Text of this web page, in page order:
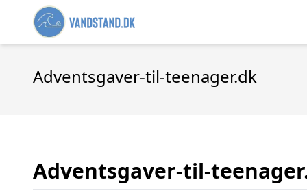
Adventsgaver-til-teenager.dk
Adventsgaver-til-